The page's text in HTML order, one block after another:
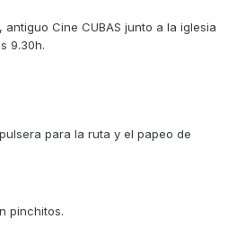
Cine CUBAS junto a la iglesia
9.30h.
para la ruta y el papeo de
pinchitos.